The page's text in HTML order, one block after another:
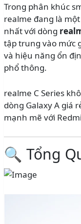
Trong phân khúc
realme đang là
nhất với dòng
tập trung vào mức
và hiệu năng ổn
phổ thông.
realme C Series
dòng Galaxy A giá
mạnh mẽ với
🔍 Tổng